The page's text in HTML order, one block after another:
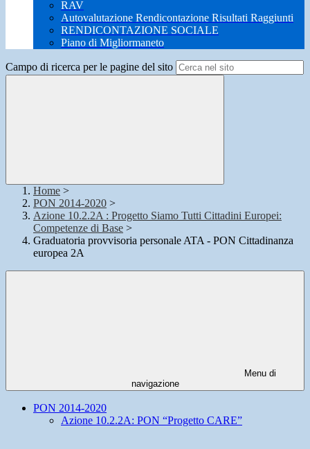
RAV
Autovalutazione Rendicontazione Risultati Raggiunti
RENDICONTAZIONE SOCIALE
Piano di Migliormaneto
Campo di ricerca per le pagine del sito
Home >
PON 2014-2020 >
Azione 10.2.2A : Progetto Siamo Tutti Cittadini Europei:
Competenze di Base >
Graduatoria provvisoria personale ATA - PON Cittadinanza
europea 2A
Menu di
navigazione
PON 2014-2020
Azione 10.2.2A: PON “Progetto CARE”